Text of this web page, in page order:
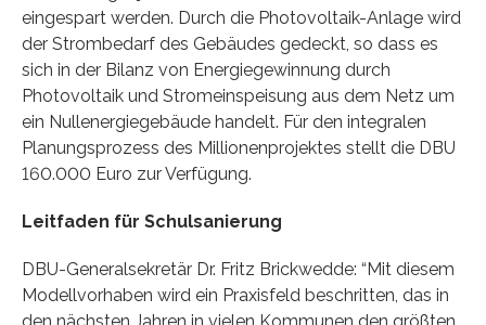
eingespart werden. Durch die Photovoltaik-Anlage wird
der Strombedarf des Gebäudes gedeckt, so dass es
sich in der Bilanz von Energiegewinnung durch
Photovoltaik und Stromeinspeisung aus dem Netz um
ein Nullenergiegebäude handelt. Für den integralen
Planungsprozess des Millionenprojektes stellt die DBU
160.000 Euro zur Verfügung.
Leitfaden für Schulsanierung
DBU-Generalsekretär Dr. Fritz Brickwedde: “Mit diesem
Modellvorhaben wird ein Praxisfeld beschritten, das in
den nächsten Jahren in vielen Kommunen den größten